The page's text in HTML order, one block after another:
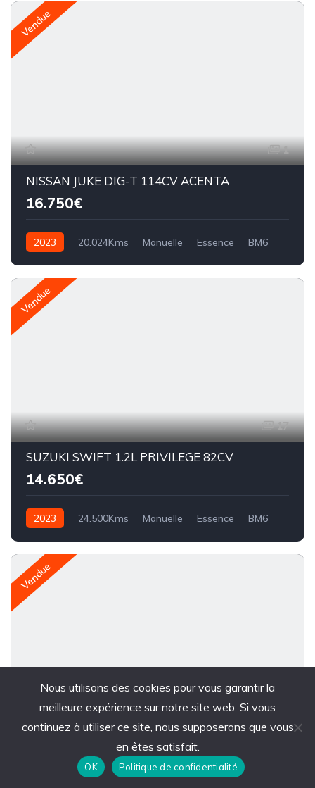
Vendue
1
NISSAN JUKE DIG-T 114CV ACENTA
16.750€
2023 20.024Kms Manuelle Essence BM6
Vendue
17
SUZUKI SWIFT 1.2L PRIVILEGE 82CV
14.650€
2023 24.500Kms Manuelle Essence BM6
Vendue
PEUGEOT 3008 1.6 HYBRID 225CV ALLURE PACK E-EAT8
19.750€
Nous utilisons des cookies pour vous garantir la
meilleure expérience sur notre site web. Si vous
continuez à utiliser ce site, nous supposerons que vous
en êtes satisfait.
OK Politique de confidentialité